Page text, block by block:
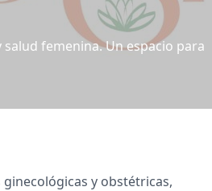
femenina. Un espacio para
y obstétricas,